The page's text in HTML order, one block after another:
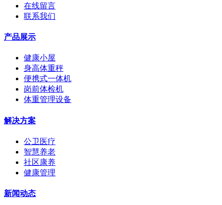
在线留言
联系我们
产品展示
健康小屋
身高体重秤
便携式一体机
岗前体检机
体重管理设备
解决方案
公卫医疗
智慧养老
社区康养
健康管理
新闻动态